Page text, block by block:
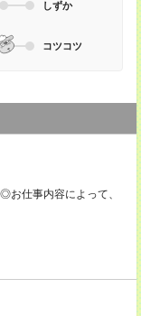
しずか
コツコツ
仕事内容によって、